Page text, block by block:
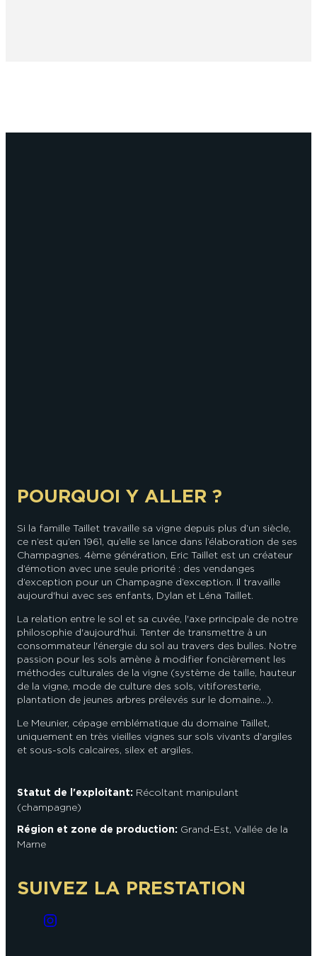
POURQUOI Y ALLER ?
Si la famille Taillet travaille sa vigne depuis plus d’un siècle,
ce n’est qu’en 1961, qu’elle se lance dans l’élaboration de ses
Champagnes. 4ème génération, Eric Taillet est un créateur
d’émotion avec une seule priorité : des vendanges
d’exception pour un Champagne d’exception. Il travaille
aujourd'hui avec ses enfants, Dylan et Léna Taillet.
La relation entre le sol et sa cuvée, l'axe principale de notre
philosophie d'aujourd'hui. Tenter de transmettre à un
consommateur l'énergie du sol au travers des bulles. Notre
passion pour les sols amène à modifier foncièrement les
méthodes culturales de la vigne (système de taille, hauteur
de la vigne, mode de culture des sols, vitiforesterie,
plantation de jeunes arbres prélevés sur le domaine...).
Le Meunier, cépage emblématique du domaine Taillet,
uniquement en très vieilles vignes sur sols vivants d'argiles
et sous-sols calcaires, silex et argiles.
Statut de l'exploitant: Récoltant manipulant
(champagne)
Région et zone de production: Grand-Est, Vallée de la
Marne
SUIVEZ LA PRESTATION